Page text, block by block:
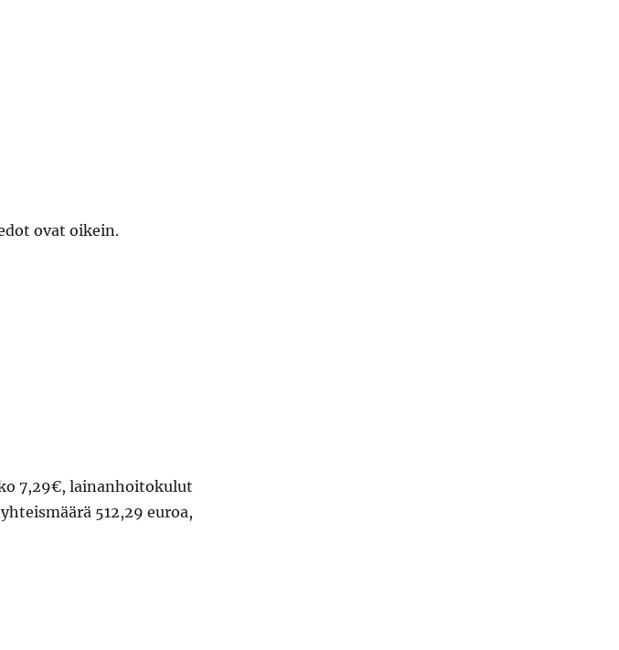
ovat oikein.
7,29€, lainanhoitokulut
512,29 euroa,